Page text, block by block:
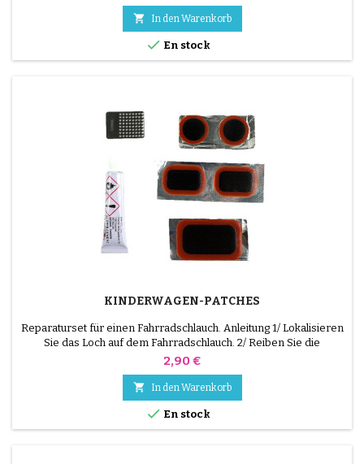
 In den Warenkorb
 En stock
KINDERWAGEN-PATCHES
Reparaturset für einen Fahrradschlauch. Anleitung 1/ Lokalisieren
Sie das Loch auf dem Fahrradschlauch. 2/ Reiben Sie die
Oberfläche, die den Flicken aufnehmen soll, mit dem
die Oberfläche. 4/ Verteilen Sie den Klebstoff gleichmäßig um das
Loch herum. 5/ Warten Sie etwa 1 Minute, bis der...
Preis
2,90 €
 In den Warenkorb
 En stock